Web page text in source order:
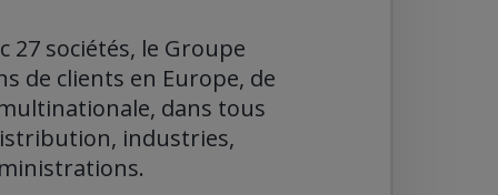
27 sociétés, le Groupe
de clients en Europe, de
dans tous
industries,